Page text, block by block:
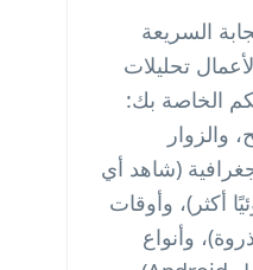
السريعة
تحليلات
الخاصة بك:
والزوار
(شاهد أي
أكثر)، وأوقات
وأنواع